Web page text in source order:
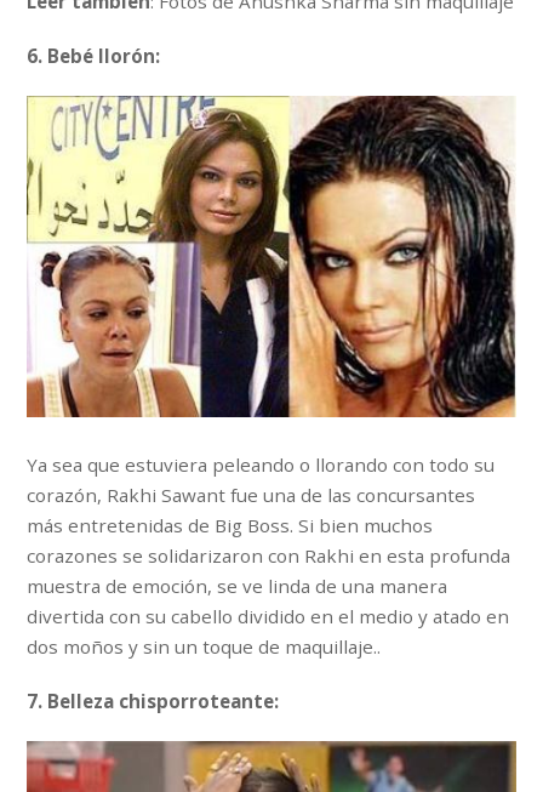
6. Bebé llorón:
Ya sea que estuviera peleando o llorando con todo su
corazón, Rakhi Sawant fue una de las concursantes
más entretenidas de Big Boss. Si bien muchos
corazones se solidarizaron con Rakhi en esta profunda
muestra de emoción, se ve linda de una manera
divertida con su cabello dividido en el medio y atado en
dos moños y sin un toque de maquillaje..
7. Belleza chisporroteante: